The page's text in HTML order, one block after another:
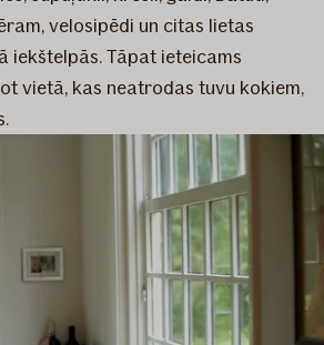
velosipēdi un citas lietas
iekštelpās. Tāpat ieteicams
vietā, kas neatrodas tuvu kokiem,